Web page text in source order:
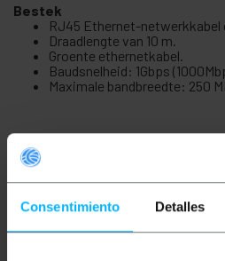
Consentimiento Detalles
Bestek
RJ45 Ethernet-netwerkkabel
Draadlengte van 10 m.
Groente ethernetkabel.
Baudsnelheid: 1Gbps
Maximale bandbreedte: 250
Gerelateerde
producten